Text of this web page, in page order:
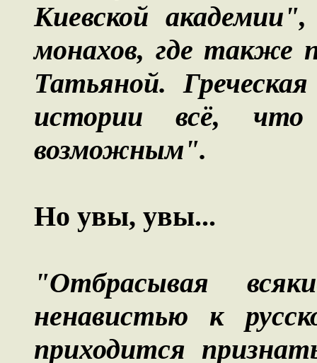
Киевской
монахов, где также
Татьяной.
истории всё, что
возможным".
Но увы, увы...
"Отбрасывая
ненавистью к
приходится